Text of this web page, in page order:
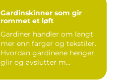
Gardinskinner som gir
rommet et løft
Gardiner handler om langt
mer enn farger og tekstiler.
Hvordan gardinene henger,
glir og avslutter m...